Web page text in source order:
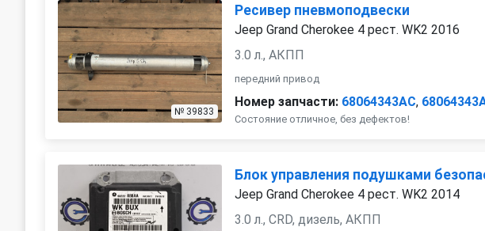
№ 39833
Ресивер пневмоподвески
Jeep Grand Cherokee 4 рест. WK2 2016
3.0 л., АКПП
передний привод
Номер запчасти: 68064343AC,
Состояние отличное, без дефектов!
Блок управления подушками
Jeep Grand Cherokee 4 рест. WK2 2014
3.0 л., CRD, дизель, АКПП